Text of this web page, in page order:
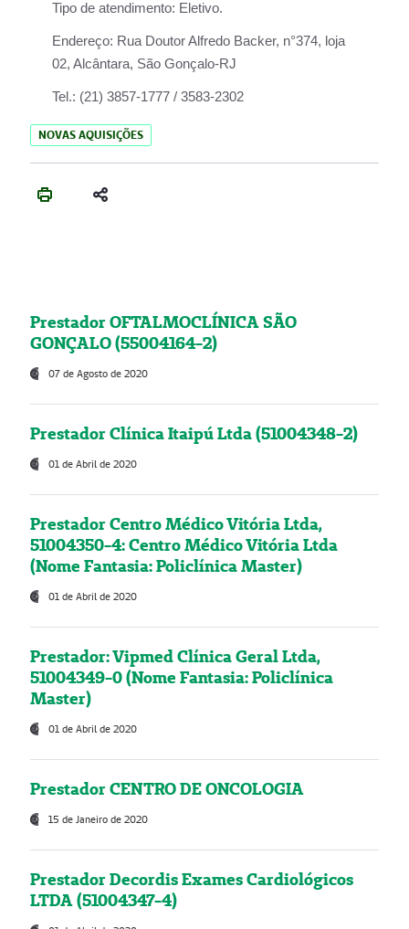
Tipo de atendimento: Eletivo.
Endereço: Rua Doutor Alfredo Backer, n°374, loja
02, Alcântara, São Gonçalo-RJ
Tel.: (21) 3857-1777 / 3583-2302
NOVAS AQUISIÇÕES
Prestador OFTALMOCLÍNICA SÃO
GONÇALO (55004164-2)
07 de Agosto de 2020
Prestador Clínica Itaipú Ltda (51004348-2)
01 de Abril de 2020
Prestador Centro Médico Vitória Ltda,
51004350-4: Centro Médico Vitória Ltda
(Nome Fantasia: Policlínica Master)
01 de Abril de 2020
Prestador: Vipmed Clínica Geral Ltda,
51004349-0 (Nome Fantasia: Policlínica
Master)
01 de Abril de 2020
Prestador CENTRO DE ONCOLOGIA
15 de Janeiro de 2020
Prestador Decordis Exames Cardiológicos
LTDA (51004347-4)